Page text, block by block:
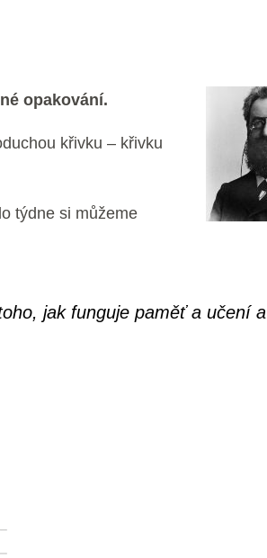
opakování.
křivku – křivku
týdne si můžeme
jak funguje paměť a učení a